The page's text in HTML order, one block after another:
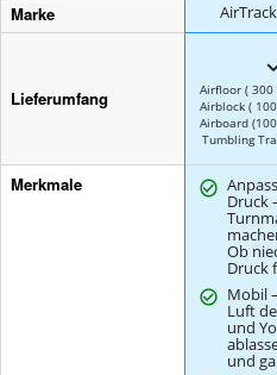
Marke
Lieferumfang
Airfloor ( 300
Airblock (
Airboard
Tumbling
Merkmale
Druck
Ob
Druck
Mobil
Luft
und
und